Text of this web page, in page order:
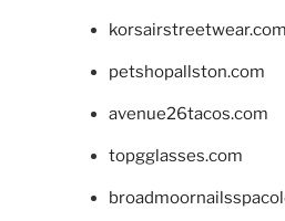
korsairstreetwear.com
petshopallston.com
avenue26tacos.com
topgglasses.com